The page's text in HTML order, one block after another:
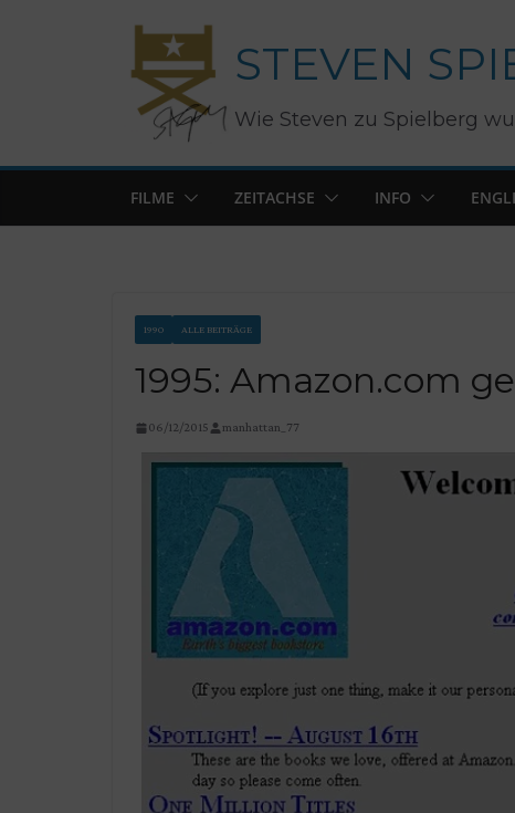
STEVEN
Wie Steven zu Spielberg
FILME ZEITACHSE INFO
1990 ALLE BEITRÄGE
1995: Amazon.com
06/12/2015 manhattan_77